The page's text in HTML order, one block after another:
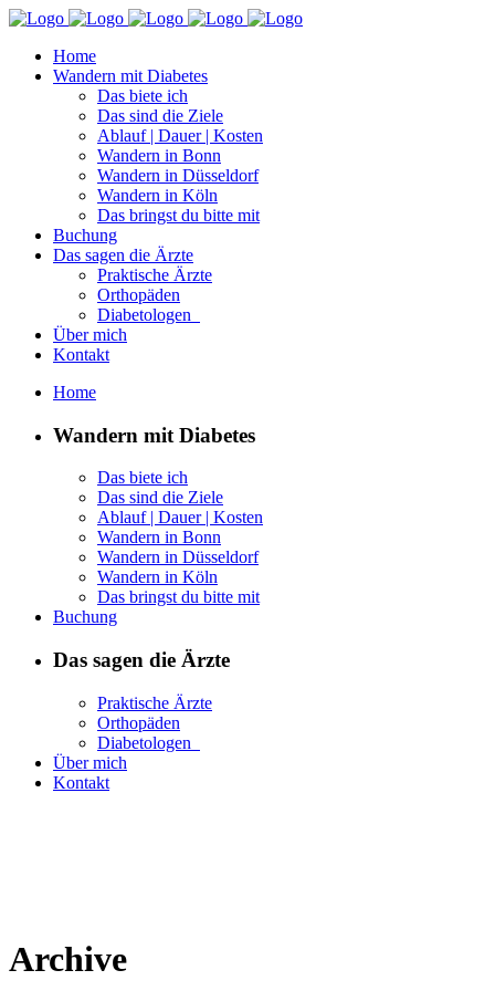
Home
Wandern mit Diabetes
Das biete ich
Das sind die Ziele
Ablauf | Dauer | Kosten
Wandern in Bonn
Wandern in Düsseldorf
Wandern in Köln
Das bringst du bitte mit
Buchung
Das sagen die Ärzte
Praktische Ärzte
Orthopäden
Diabetologen
Über mich
Kontakt
Home
Wandern mit Diabetes
Das biete ich
Das sind die Ziele
Ablauf | Dauer | Kosten
Wandern in Bonn
Wandern in Düsseldorf
Wandern in Köln
Das bringst du bitte mit
Buchung
Das sagen die Ärzte
Praktische Ärzte
Orthopäden
Diabetologen
Über mich
Kontakt
Archive